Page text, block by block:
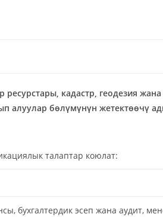
кадастр, геодезия жана
алуулар бөлүмүнүн жетектөөчү
талаптар коюлат:
бухгалтердик эсеп жана аудит,